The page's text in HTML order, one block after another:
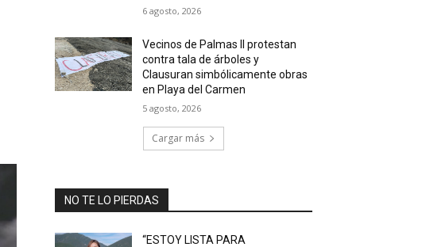
6 agosto, 2026
Vecinos de Palmas II protestan
contra tala de árboles y
Clausuran simbólicamente obras
en Playa del Carmen
5 agosto, 2026
Cargar más
NO TE LO PIERDAS
“ESTOY LISTA PARA